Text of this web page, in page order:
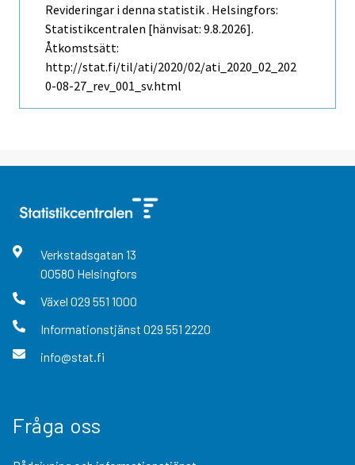
Revideringar i denna statistik . Helsingfors:
Statistikcentralen [hänvisat: 9.8.2026].
Åtkomstsätt:
http://stat.fi/til/ati/2020/02/ati_2020_02_202
0-08-27_rev_001_sv.html
Verkstadsgatan 13
00580 Helsingfors
Växel 029 551 1000
Informationstjänst 029 551 2220
info@stat.fi
Fråga oss